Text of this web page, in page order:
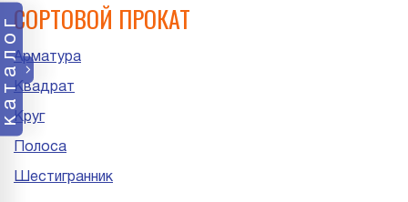
каталогСОРТОВОЙ ПРОКАТ
Арматура
Квадрат
Круг
Полоса
Шестигранник